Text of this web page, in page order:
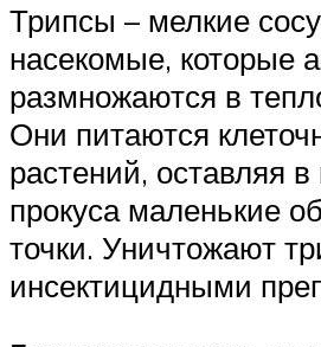
Трипсы – мелкие
насекомые, которые
размножаются в
Они питаются
растений, оставляя
прокуса маленькие
точки. Уничтожают
инсектицидными